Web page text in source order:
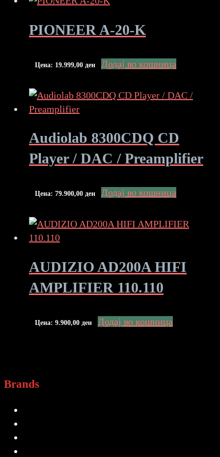
PIONEER A-20-K
Цена: 19.999,00 ден Додај во кошница
Audiolab 8300CDQ CD
Player / DAC / Preamplifier
Цена: 79.900,00 ден Додај во кошница
AUDIZIO AD200A HIFI
AMPLIFIER 110.110
Цена: 9.900,00 ден Додај во кошница
Brands